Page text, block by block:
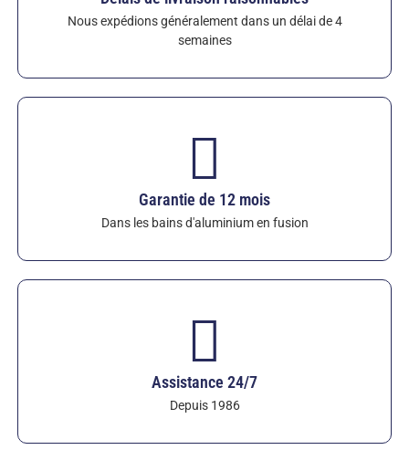
meilleur rapport qualité-prix. Ils s'intègrent
parfaitement aux thermoplongeurs, tubes de
montée et systèmes de dégazage Sialon.
12 mois contre les attaques chimiques dans
Nous expédions généralement dans un délai de 4
semaines
Garantie de 12 mois
Dans les bains d'aluminium en fusion
Assistance 24/7
Depuis 1986